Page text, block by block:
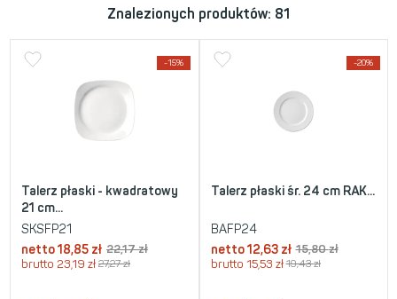
Znalezionych produktów: 81
-15%
Talerz płaski - kwadratowy
21 cm...
SKSFP21
netto18,85 zł 22,17zł
brutto 23,19 zł 27,27zł
-20%
Talerz płaski śr. 24 cm RAK...
BAFP24
netto 12,63 zł 15,80zł
brutto 15,53 zł 19,43zł